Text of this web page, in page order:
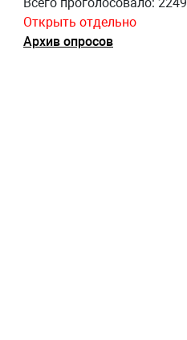
Открыть отдельно
Архив опросов